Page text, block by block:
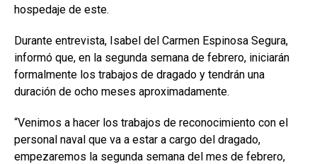
hospedaje de este.
Durante entrevista, Isabel del Carmen Espinosa Segura,
informó que, en la segunda semana de febrero, iniciarán
formalmente los trabajos de dragado y tendrán una
duración de ocho meses aproximadamente.
“Venimos a hacer los trabajos de reconocimiento con el
personal naval que va a estar a cargo del dragado,
empezaremos la segunda semana del mes de febrero,